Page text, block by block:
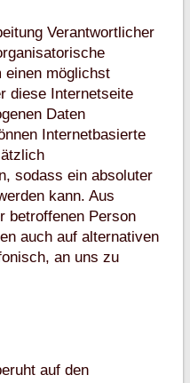
Verantwortlicher
einen möglichst
diese Internetseite
Daten
Internetbasierte
sodass ein absoluter
kann. Aus
betroffenen Person
auch auf alternativen
an uns zu
auf den